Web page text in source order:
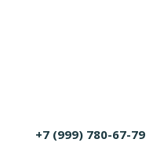
+7 (999) 780-67-79